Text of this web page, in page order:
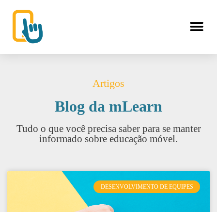
Artigos
Blog da mLearn
Tudo o que você precisa saber para se manter
informado sobre educação móvel.
DESENVOLVIMENTO DE EQUIPES